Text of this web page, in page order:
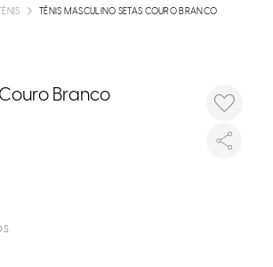
TÊNIS TÊNIS MASCULINO SETAS COURO BRANCO
Couro Branco
Selecione
seu